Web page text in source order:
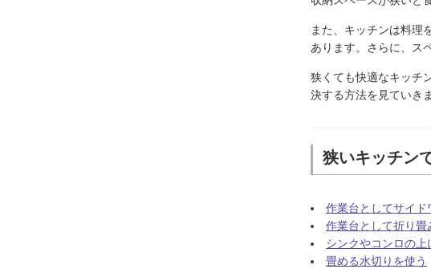
また、キッチンは料理
あります。さらに、ス
狭くても快適なキッチ
決する方法を見ていき
狭いキッチン
作業台としてサイド
作業台として折り畳
シンクやコンロの上
畳める水切りを使う